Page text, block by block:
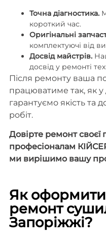
Точна діагностика.
короткий час.
Оригінальні
комплектуючі від
Досвід майстрів.
досвід у ремонті
Після ремонту ваша
працюватиме так, як
гарантуємо якість та
робіт.
Довірте ремонт
професіоналам
ми вирішимо вашу
Як оформити
ремонт
Запоріжжі?